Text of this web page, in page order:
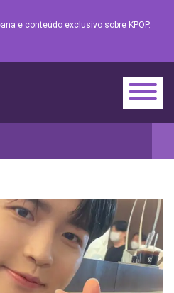
e conteúdo exclusivo sobre KPOP.